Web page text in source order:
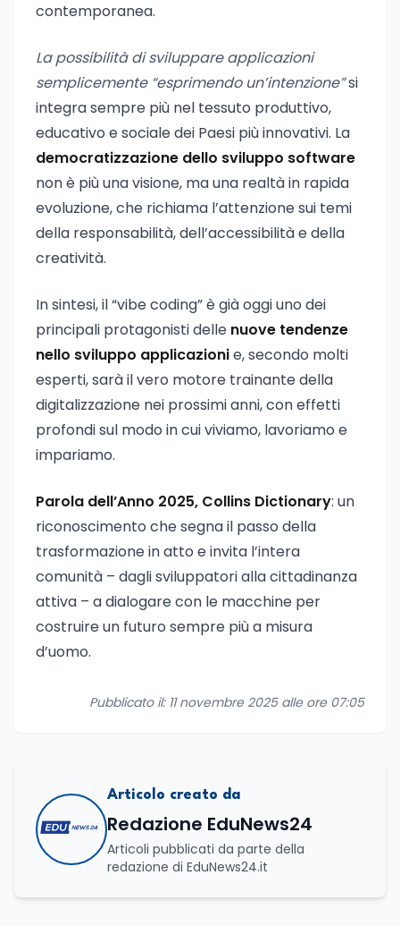
contemporanea.
La possibilità di sviluppare applicazioni
semplicemente “esprimendo un’intenzione”si
integra sempre più nel tessuto produttivo,
educativo e sociale dei Paesi più innovativi. La
democratizzazione dello sviluppo software
non è più una visione, ma una realtà in rapida
evoluzione, che richiama l’attenzione sui temi
della responsabilità, dell’accessibilità e della
creatività.
In sintesi, il “vibe coding” è già oggi uno dei
principali protagonisti delle nuove tendenze
nello sviluppo applicazionie, secondo molti
esperti, sarà il vero motore trainante della
digitalizzazione nei prossimi anni, con effetti
profondi sul modo in cui viviamo, lavoriamo e
impariamo.
Parola dell’Anno 2025, Collins Dictionary: un
riconoscimento che segna il passo della
trasformazione in atto e invita l’intera
comunità – dagli sviluppatori alla cittadinanza
attiva – a dialogare con le macchine per
costruire un futuro sempre più a misura
d’uomo.
Pubblicato il: 11 novembre 2025 alle ore 07:05
Articolo creato da
Redazione EduNews24
Articoli pubblicati da parte della
redazione di EduNews24.it